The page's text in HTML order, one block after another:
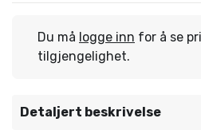
Du må logge inn for å se
tilgjengelighet.
Detaljert beskrivelse